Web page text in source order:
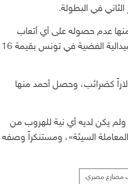
في البطولة.
عدم حصوله على أي أتعاب
مالية من الاتحاد لمدة سنة كاملة، مضيفا أنّ ابنه حصل على مكافأة الميدالية الفضية في تونس بقيمة 16
أنّه جرى خصم مبلغ 14 ألفاً و800 جنيه مايعادل 478 دولاراً كضرائب، وحصل أحمد منها
يكن لديه أي نية للهروب من
السيئة»، ومستنكراً وصفه
مصارع مصري